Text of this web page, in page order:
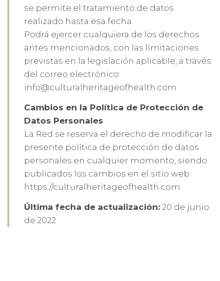
se permite el tratamiento de datos
realizado hasta esa fecha.
Podrá ejercer cualquiera de los derechos
antes mencionados, con las limitaciones
previstas en la legislación aplicable, a través
del correo electrónico:
info@culturalheritageofhealth.com
Cambios en la Política de Protección de
Datos Personales
La Red se reserva el derecho de modificar la
presente política de protección de datos
personales en cualquier momento, siendo
publicados los cambios en el sitio web:
https://culturalheritageofhealth.com
Última fecha de actualización: 20 de junio
de 2022